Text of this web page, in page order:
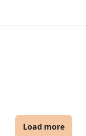
Load more